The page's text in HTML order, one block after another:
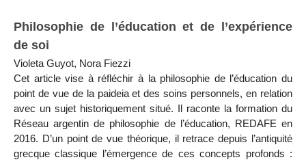
Philosophie de l’éducation et de l’expérience
de soi
Violeta Guyot, Nora Fiezzi
Cet article vise à réfléchir à la philosophie de l’éducation du
point de vue de la paideia et des soins personnels, en relation
avec un sujet historiquement situé. Il raconte la formation du
Réseau argentin de philosophie de l’éducation, REDAFE en
2016. D’un point de vue théorique, il retrace depuis l’antiquité
grecque classique l’émergence de ces concepts profonds :